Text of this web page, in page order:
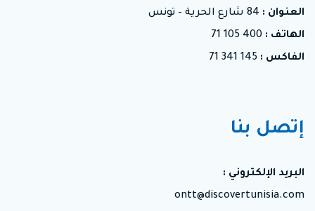
العنوان :
الهاتف :
الفاكس :
إتصل بنا
البريد الإلكتروني :
ontt@discovertunisia.com